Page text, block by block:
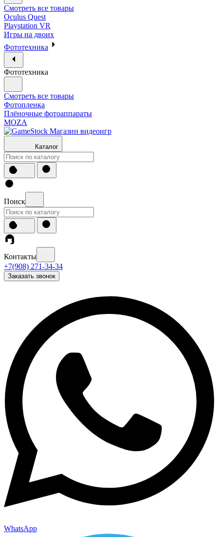
Смотреть все товары
Oculus Quest
Playstation VR
Игры на двоих
Фототехника
Фототехника
Смотреть все товары
Фотопленка
Плёночные фотоаппараты
MOZA
Каталог
Поиск
Контакты
+7(908) 271-34-34
Заказать звонок
WhatsApp